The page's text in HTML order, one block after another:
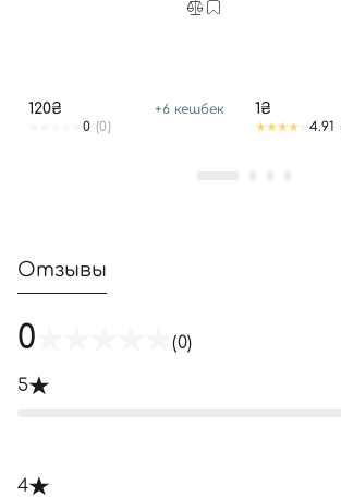
120₴ +6 кешбек
0 (0)
1₴
4.91
Отзывы
0 (0)
5
4